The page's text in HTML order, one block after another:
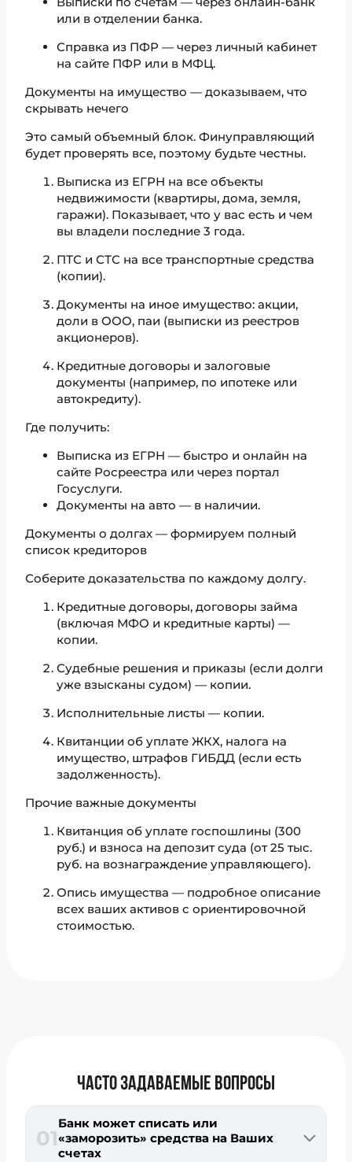
или в отделении банка.
Справка из ПФР — через личный кабинет
на сайте ПФР или в МФЦ.
Документы на имущество — доказываем, что
скрывать нечего
Это самый объемный блок. Финуправляющий
будет проверять все, поэтому будьте честны.
Выписка из ЕГРН на все объекты
недвижимости (квартиры, дома, земля,
гаражи). Показывает, что у вас есть и чем
вы владели последние 3 года.
ПТС и СТС на все транспортные средства
(копии).
Документы на иное имущество: акции,
доли в ООО, паи (выписки из реестров
акционеров).
Кредитные договоры и залоговые
документы (например, по ипотеке или
автокредиту).
Где получить:
Выписка из ЕГРН — быстро и онлайн на
сайте Росреестра или через портал
Госуслуги.
Документы на авто — в наличии.
Документы о долгах — формируем полный
список кредиторов
Соберите доказательства по каждому долгу.
Кредитные договоры, договоры займа
(включая МФО и кредитные карты) —
копии.
Судебные решения и приказы (если долги
уже взысканы судом) — копии.
Исполнительные листы — копии.
Квитанции об уплате ЖКХ, налога на
имущество, штрафов ГИБДД (если есть
задолженность).
Прочие важные документы
Квитанция об уплате госпошлины (300
руб.) и взноса на депозит суда (от 25 тыс.
руб. на вознаграждение управляющего).
Опись имущества — подробное описание
всех ваших активов с ориентировочной
стоимостью.
ЧАСТО ЗАДАВАЕМЫЕ ВОПРОСЫ
01
Банк может списать или
«заморозить» средства на Ваших
счетах